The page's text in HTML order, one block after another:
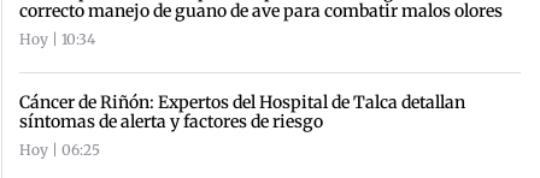
correcto manejo de guano de ave para combatir malos olores
Hoy | 10:34
Cáncer de Riñón: Expertos del Hospital de Talca detallan
síntomas de alerta y factores de riesgo
Hoy | 06:25